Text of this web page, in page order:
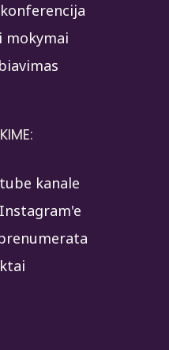
konferencija
mokymai
kanale